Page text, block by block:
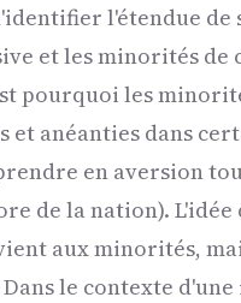
l'étendue
et les minorités de
pourquoi les
et anéanties dans
en aversion
de la nation).
aux minorités,
Dans le contexte